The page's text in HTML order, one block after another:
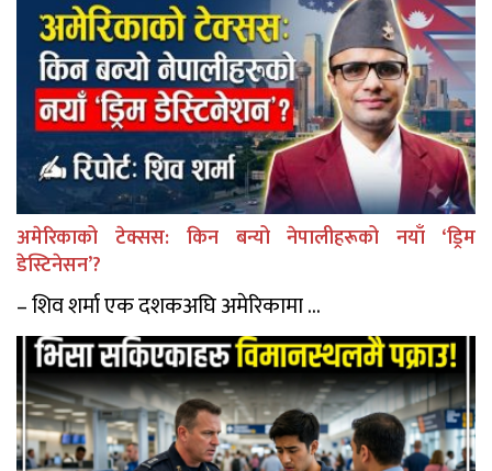
अमेरिकाको टेक्सस: किन बन्यो नेपालीहरूको नयाँ ‘ड्रिम
डेस्टिनेसन’?
– शिव शर्मा एक दशकअघि अमेरिकामा ...